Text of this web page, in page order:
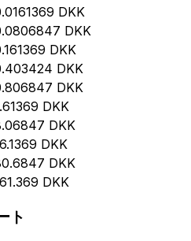
DKK
DKK
DKK
DKK
DKK
DKK
DKK
DKK
DKK
DKK
ト